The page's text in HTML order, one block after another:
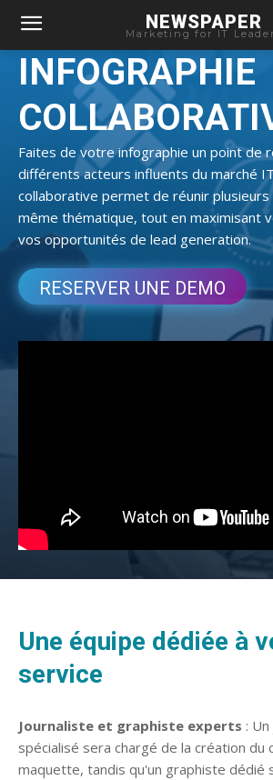
NEWSPAPER
Marketing for IT
INFOGRAPHIE
Faites de votre infographie un point de
différents acteurs influents du marché
collaborative permet de réunir plusieurs
même thématique, tout en maximisant
vos opportunités de lead generation.
RESERVER UNE DEMO
Une équipe dédiée à
service
Journaliste et graphiste experts :
spécialisé sera chargé de la création du
maquette, tandis qu'un graphiste dédié